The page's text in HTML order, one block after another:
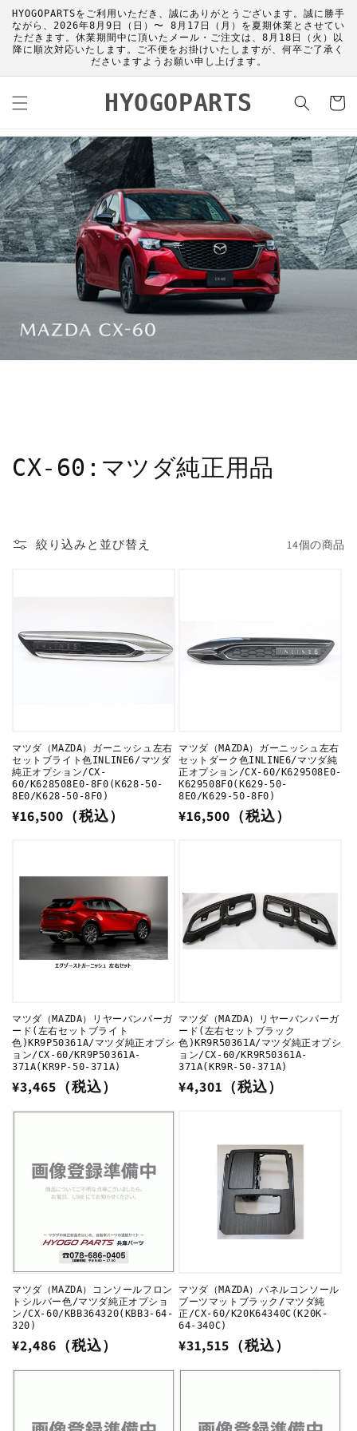
ンツに
進む
HYOGOPARTSをご利用いただき、誠にありがとうございます。誠に勝手
ながら、2026年8月9日（日）〜 8月17日（月）を夏期休業とさせてい
ただきます。休業期間中に頂いたメール・ご注文は、8月18日（火）以
降に順次対応いたします。ご不便をお掛けいたしますが、何卒ご了承く
ださいますようお願い申し上げます。
HYOGOPARTS
カ
ー
コ
:
CX-60:マツダ純正用品
絞り込みと並び替え 14個の商品
マツダ（MAZDA）ガーニッシュ左右
セットブライト色INLINE6/マツダ
純正オプション/CX-
60/K628508E0-8F0(K628-50-
8E0/K628-50-8F0)
通
格
¥16,500（税込）
マツダ（MAZDA）ガーニッシュ左右
セットダーク色INLINE6/マツダ純
正オプション/CX-60/K629508E0-
K629508F0(K629-50-
8E0/K629-50-8F0)
通
¥16,500（税込）
マツダ（MAZDA）リヤーバンパーガ
ード(左右セットブライト
色)KR9P50361A/マツダ純正オプシ
ョン/CX-60/KR9P50361A-
371A(KR9P-50-371A)
通
¥3,465（税込）
マツダ（MAZDA）リヤーバンパーガ
ード(左右セットブラック
色)KR9R50361A/マツダ純正オプシ
ョン/CX-60/KR9R50361A-
371A(KR9R-50-371A)
通
¥4,301（税込）
マツダ（MAZDA）コンソールフロン
トシルバー色/マツダ純正オプショ
ン/CX-60/KBB364320(KBB3-64-
320)
通
¥2,486（税込）
マツダ（MAZDA）パネルコンソール
ブーツマットブラック/マツダ純
正/CX-60/K20K64340C(K20K-
64-340C)
通
¥31,515（税込）